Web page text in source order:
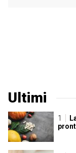
Ultimi